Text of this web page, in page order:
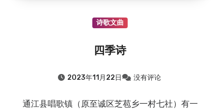
诗歌文曲
四季诗
2023年11月22日 没有评论
通江县唱歌镇（原至诚区芝苞乡一村七社）有一